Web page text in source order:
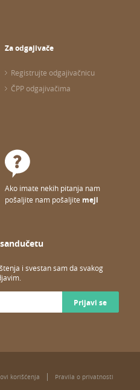
Za odgajivače
Registrujte odgajivačnicu
ČPP odgajivačima
Ako imate nekih pitanja nam
pošaljite nam pošaljite mejl
i svestan sam da svakog
Prijavi se
korišćenja Pravila o privatnosti